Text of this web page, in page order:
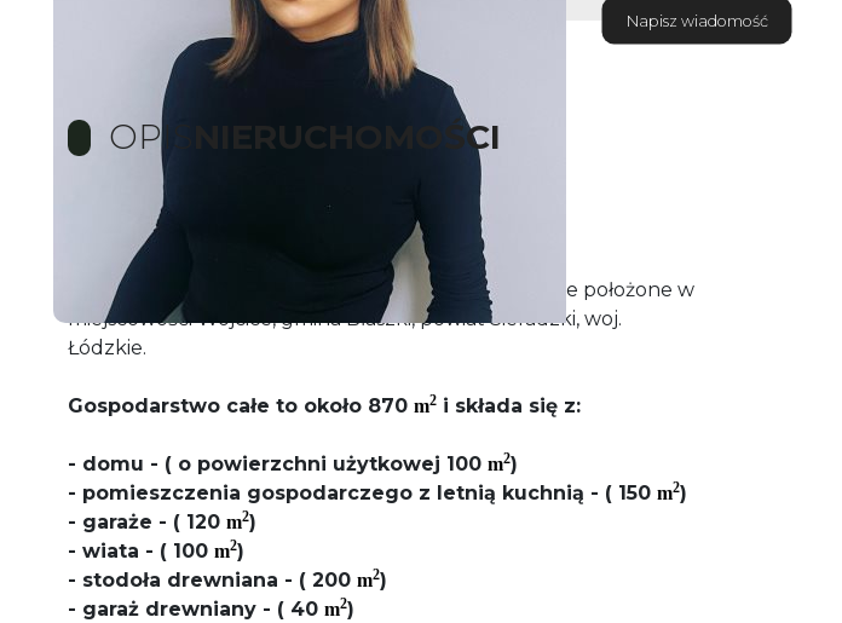
Napisz wiadomość
OPIS NIERUCHOMOŚCI
TYLKO W HOME PARK NIERUCHOMOŚĆI
Oferuję na sprzedaż gospodarstwo rolne plus ziemie położone w
miejscowośći Wójcice, gmina Błaszki, powiat Sieradzki, woj.
Łódzkie.
Gospodarstwo całe to około 870 m2 i składa się z:
- domu - ( o powierzchni użytkowej 100 m2)
- pomieszczenia gospodarczego z letnią kuchnią - ( 150 m2)
- garaże - ( 120 m2)
- wiata - ( 100 m2)
- stodoła drewniana - ( 200 m2)
- garaż drewniany - ( 40 m2)